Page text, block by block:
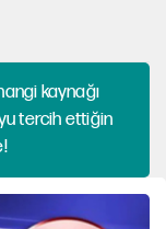
kaynağı
tercih ettiğin